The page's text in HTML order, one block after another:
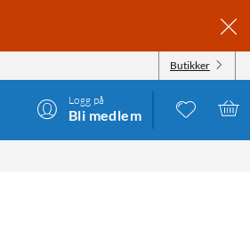
Butikker
Logg på
Bli medlem